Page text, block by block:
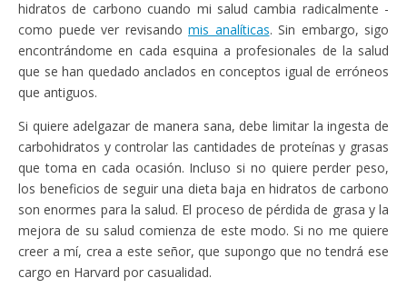
hidratos de carbono cuando mi salud cambia radicalmente -
como puede ver revisando mis analíticas. Sin embargo, sigo
encontrándome en cada esquina a profesionales de la salud
que se han quedado anclados en conceptos igual de erróneos
que antiguos.
Si quiere adelgazar de manera sana, debe limitar la ingesta de
carbohidratos y controlar las cantidades de proteínas y grasas
que toma en cada ocasión. Incluso si no quiere perder peso,
los beneficios de seguir una dieta baja en hidratos de carbono
son enormes para la salud. El proceso de pérdida de grasa y la
mejora de su salud comienza de este modo. Si no me quiere
creer a mí, crea a este señor, que supongo que no tendrá ese
cargo en Harvard por casualidad.